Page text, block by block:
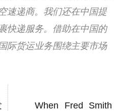
速递商。我们还在中国提
快递服务。借助在中国的
际货运业务围绕主要市场
When Fred Smith